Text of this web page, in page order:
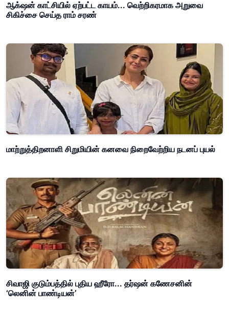
ஆக்‌ஷன் காட்சியில் ஏற்பட்ட காயம்... வெற்றிகரமாக அறுவை
சிகிச்சை செய்த ராம் சரண்
மாற்றுத்திறனாளி சிறுமியின் கனவை நிறைவேற்றிய நடனப் புயல்
சிவாஜி குடும்பத்தில் புதிய ஹீரோ... தர்ஷன் கணேசனின்
‘லெனின் பாண்டியன்’